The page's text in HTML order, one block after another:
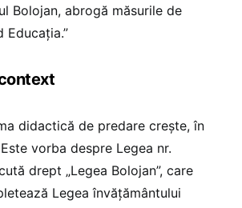
Bolojan, abrogă măsurile de
didactică de predare crește, în
vorba despre Legea nr.
drept „Legea Bolojan”, care
Legea învățământului